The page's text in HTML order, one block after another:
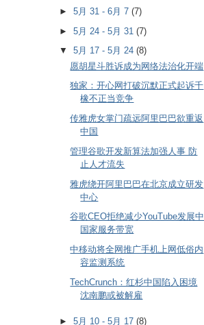
► 5月 31 - 6月 7 (7)
► 5月 24 - 5月 31 (7)
▼ 5月 17 - 5月 24 (8)
愿胡星斗胜诉成为网络法治化开端
独家：开心网打破沉默正式起诉千
橡不正当竞争
传雅虎女掌门疏远阿里巴巴欲重返
中国
管理谷歌开发新算法加强人事 防
止人才流失
雅虎绕开阿里巴巴在北京成立研发
中心
谷歌CEO拒绝减少YouTube发展中
国家服务带宽
中移动将全网推广手机上网低俗内
容监测系统
TechCrunch：红杉中国陷入困境
沈南鹏或被解雇
► 5月 10 - 5月 17 (8)